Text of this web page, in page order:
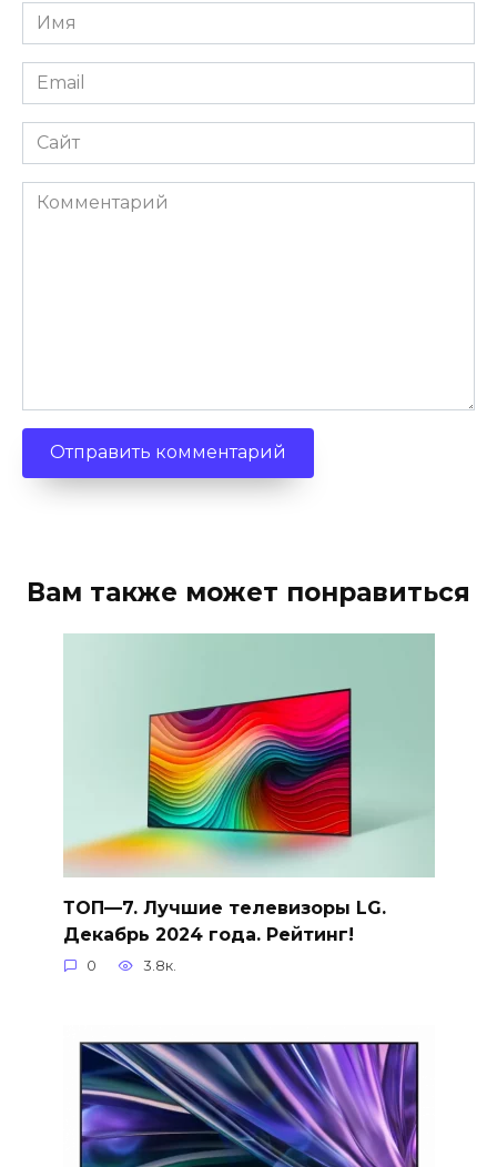
Имя
Email
Сайт
Комментарий
Вам также может понравиться
ТОП—7. Лучшие телевизоры LG.
Декабрь 2024 года. Рейтинг!
0 3.8к.